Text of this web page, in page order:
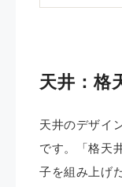
天井：格
天井のデザイ
です。「格天
子を組み上げ